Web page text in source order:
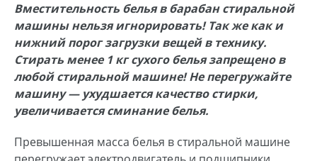
Вместительность белья в барабан стиральной
машины нельзя игнорировать!Так же как и
нижний порог загрузки вещей в технику.
Стирать менее 1 кг сухого белья запрещено в
любой стиральной машине!Не перегружайте
машину — ухудшается качество стирки,
увеличивается сминание белья.
Превышенная масса белья в стиральной машине